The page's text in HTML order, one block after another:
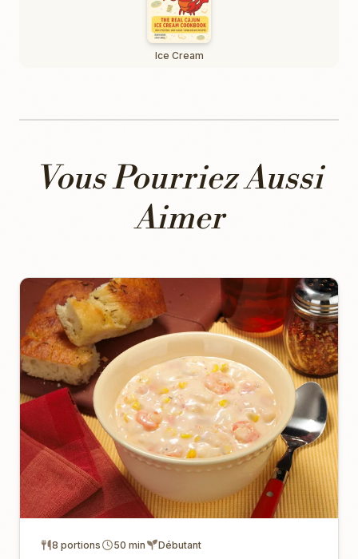
Ice Cream
Vous Pourriez Aussi
Aimer
8 portions 50 min Débutant